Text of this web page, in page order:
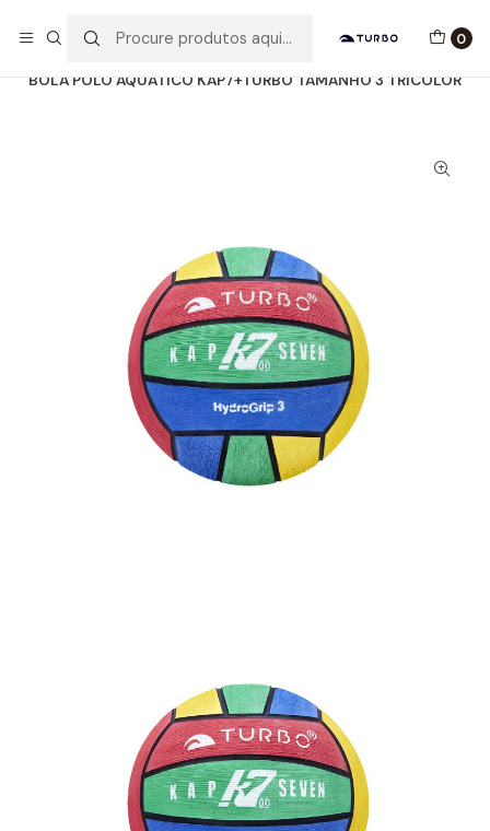
0
BOLA POLO AQUÁTICO KAP7+TURBO TAMANHO 3 TRICOLOR